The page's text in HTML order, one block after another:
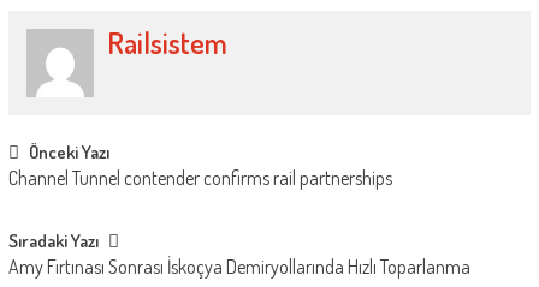
Railsistem
Post
navigation
Önceki Yazı
Channel Tunnel contender confirms rail partnerships
Sıradaki Yazı
Amy Fırtınası Sonrası İskoçya Demiryollarında Hızlı Toparlanma